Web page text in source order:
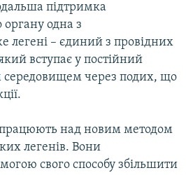
підтримка
органу одна з
легені – єдиний з провідних
вступає у постійний
середовищем через подих, що
над новим методом
легенів. Вони
свого способу збільшити